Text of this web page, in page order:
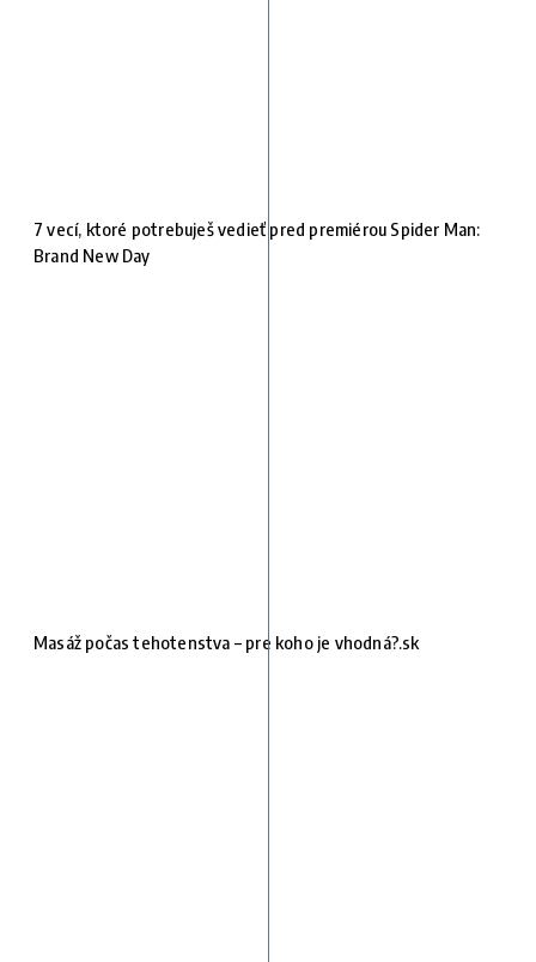
7 vecí, ktoré potrebuješ vedieť pred premiérou Spider Man:
Brand New Day
Masáž počas tehotenstva – pre koho je vhodná?.sk